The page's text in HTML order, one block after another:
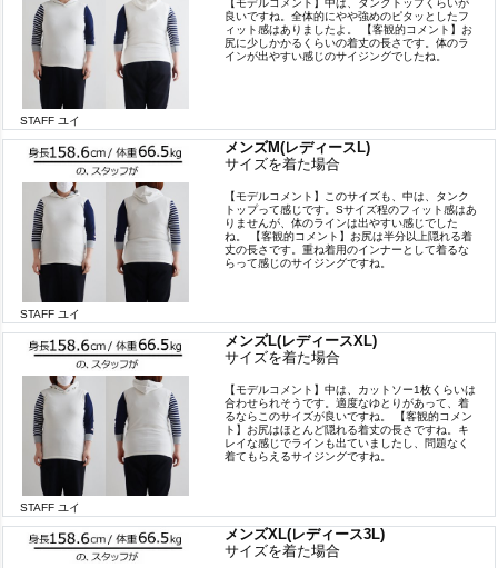
STAFF ユイ
【モデルコメント】中は、タンクトップくらいが
良いですね。全体的にやや強めのピタッとしたフ
ィット感はありましたよ。 【客観的コメント】お
尻に少しかかるくらいの着丈の長さです。体のラ
インが出やすい感じのサイジングでしたね。
メンズM(レディースL)
サイズを着た場合
STAFF ユイ
【モデルコメント】このサイズも、中は、タンク
トップって感じです。Sサイズ程のフィット感はあ
りませんが、体のラインは出やすい感じでした
ね。 【客観的コメント】お尻は半分以上隠れる着
丈の長さです。重ね着用のインナーとして着るな
らって感じのサイジングですね。
メンズL(レディースXL)
サイズを着た場合
STAFF ユイ
【モデルコメント】中は、カットソー1枚くらいは
合わせられそうです。適度なゆとりがあって、着
るならこのサイズが良いですね。 【客観的コメン
ト】お尻はほとんど隠れる着丈の長さですね。キ
レイな感じでラインも出ていましたし、問題なく
着てもらえるサイジングですね。
メンズXL(レディース3L)
サイズを着た場合